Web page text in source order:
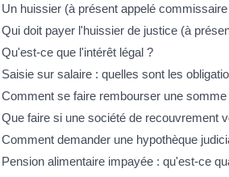
Un huissier (à présent appelé
Qui doit payer l'huissier de justice (à
Qu'est-ce que l'intérêt légal ?
Saisie sur salaire : quelles sont les
Comment se faire rembourser une
Que faire si une société de recouvrement
Comment demander une hypothèque
Pension alimentaire impayée : qu'est-ce